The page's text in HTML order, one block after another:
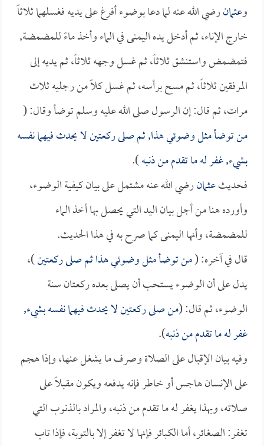
وعثمانرضي الله عنه لما دعا بوضوء أفرغ على يديه فغسلهما ثلاثاً
خارج الإناء، ثم أدخل يده اليمنى في الماء وأخذ ماءً للمضمضة,
فتمضمض واستنشق ثلاثاً، ثم غسل وجهه ثلاثاً، ثم يديه إلى
المرفقين ثلاثاً، ثم مسح برأسه، ثم غسل كلاً من رجليه ثلاث
مرات، ثم قال: إن الرسول صلى الله عليه وسلم توضأ وقال: (
من توضأ مثل وضوئي هذا, ثم صلى ركعتين لا يحدث فيهما نفسه
بشيء, غفر له ما تقدم من ذنبه).
فحديثعثمانرضي الله عنه مشتمل على بيان كيفية الوضوء،
وأورده هنا من أجل بيان اليد التي يحصل بها أخذ الماء
للمضمضة، وأنها اليمنى كما صرح به في هذا الحديث.
قال في آخره: (من توضأ مثل وضوئي هذا ثم صلى ركعتين)،
يدل على أن الوضوء يستحب أن يصلى بعده ركعتان سنة
الوضوء، ثم قال: (من صلى ركعتين لا يحدث فيهما نفسه بشيء,
غفر له ما تقدم من ذنبه).
وفيه بيان الإقبال على الصلاة وصرف ما يشغل عنها، وإذا هجم
على الإنسان هاجس أو خاطر فإنه يدفعه ويكون مقبلاً على
صلاته، وبهذا يغفر له ما تقدم من ذنبه، والمراد بالذنوب التي
تغفر: الصغائر، أما الكبائر فإنها لا تغفر إلا بالتوبة، فإذا تاب